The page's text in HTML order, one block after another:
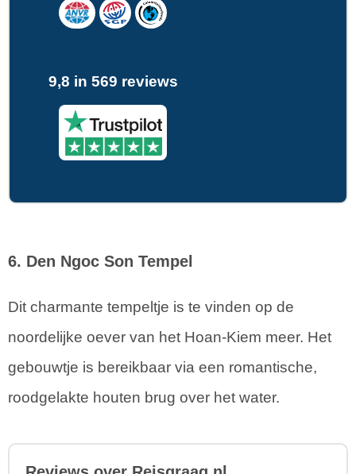
9,8 in 569 reviews
6. Den Ngoc Son Tempel
Dit charmante tempeltje is te vinden op de
noordelijke oever van het Hoan-Kiem meer. Het
gebouwtje is bereikbaar via een romantische,
roodgelakte houten brug over het water.